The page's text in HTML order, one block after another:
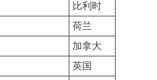
比利时
荷兰
加拿大
英国